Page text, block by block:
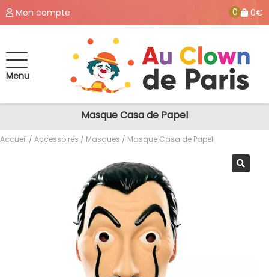
Mon compte 0 0€
Menu
Masque Casa de Papel
Accueil / Accessoires / Masques / Masque Casa de Papel